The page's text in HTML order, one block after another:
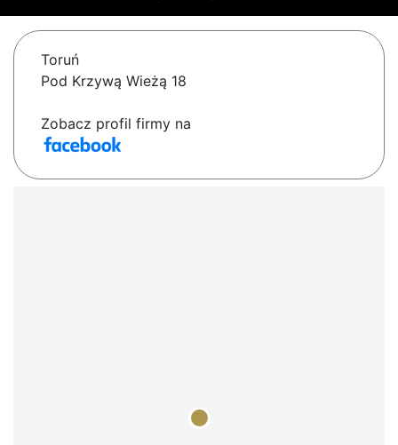
Toruń
Pod Krzywą Wieżą 18
Zobacz profil firmy na